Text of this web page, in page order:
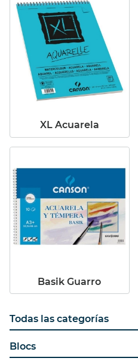
Todas las categorías
Blocs
XL Acuarela
Basik Guarro